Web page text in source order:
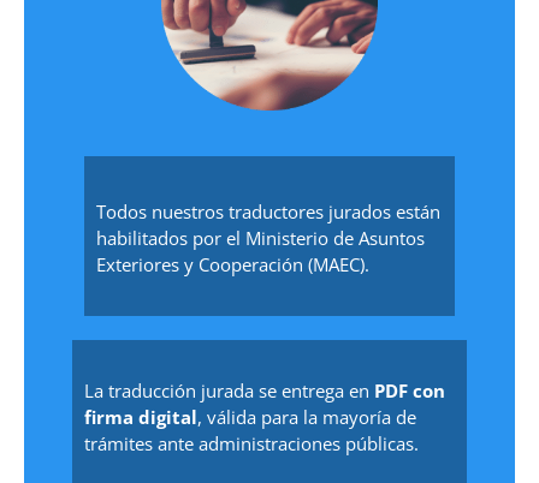
Todos nuestros traductores jurados están
habilitados por el Ministerio de Asuntos
Exteriores y Cooperación (MAEC).
La traducción jurada se entrega en PDF con
firma digital, válida para la mayoría de
trámites ante administraciones públicas.